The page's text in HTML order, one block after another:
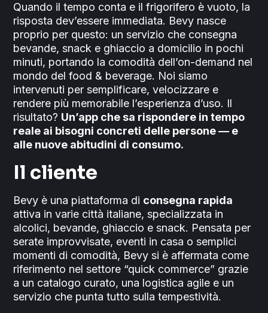
Quando il tempo conta e il frigorifero è vuoto, la
risposta dev’essere immediata. Bevy nasce
proprio per questo: un servizio che consegna
bevande, snack e ghiaccio a domicilio in pochi
minuti, portando la comodità dell’on-demand nel
mondo del food & beverage. Noi siamo
intervenuti per semplificare, velocizzare e
rendere più memorabile l’esperienza d’uso. Il
risultato? Un’app che sa rispondere in tempo
reale ai bisogni concreti delle persone — e
alle nuove abitudini di consumo.
Il cliente
Bevy è una piattaforma di consegna rapida
attiva in varie città italiane, specializzata in
alcolici, bevande, ghiaccio e snack. Pensata per
serate improvvisate, eventi in casa o semplici
momenti di comodità, Bevy si è affermata come
riferimento nel settore “quick commerce” grazie
a un catalogo curato, una logistica agile e un
servizio che punta tutto sulla tempestività.